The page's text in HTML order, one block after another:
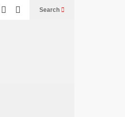
Search